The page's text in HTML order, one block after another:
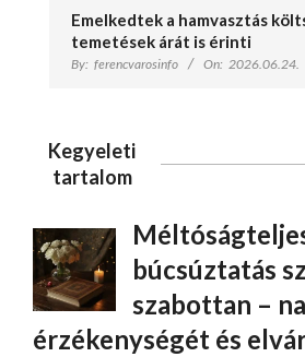
Emelkedtek a hamvasztás
temetések árát is érinti
By: ferencvarosinfo On: 2026.06.24.
Kegyeleti
tartalom
búcsúztatás
szabottan –
érzékenységét és